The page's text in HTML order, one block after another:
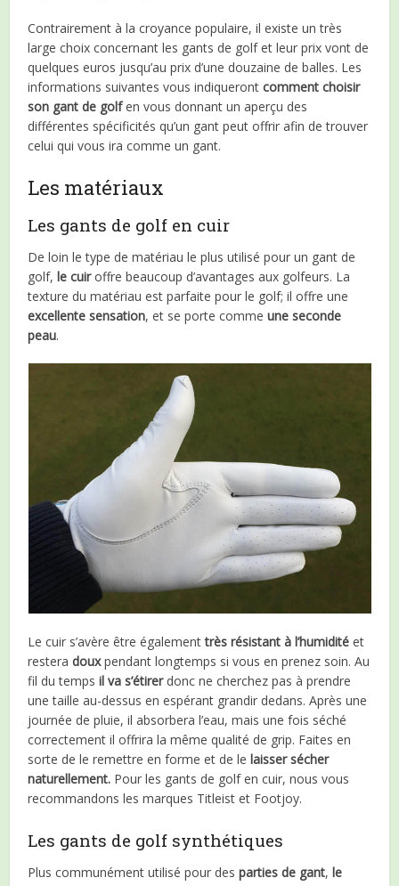
Contrairement à la croyance populaire, il existe un très
large choix concernant les gants de golf et leur prix vont de
quelques euros jusqu’au prix d’une douzaine de balles. Les
informations suivantes vous indiquerontcomment choisir
son gant de golfen vous donnant un aperçu des
différentes spécificités qu’un gant peut offrir afin de trouver
celui qui vous ira comme un gant.
Les matériaux
Les gants de golf en cuir
De loin le type de matériau le plus utilisé pour un gant de
golf,le cuiroffre beaucoup d’avantages aux golfeurs. La
texture du matériau est parfaite pour le golf; il offre une
excellente sensation, et se porte commeune seconde
peau.
Le cuir s’avère être égalementtrès résistant à l’humidité et
resteradouxpendant longtemps si vous en prenez soin. Au
fil du tempsil va s’étirerdonc ne cherchez pas à prendre
une taille au-dessus en espérant grandir dedans. Après une
journée de pluie, il absorbera l’eau, mais une fois séché
correctement il offrira la même qualité de grip. Faites en
sorte de le remettre en forme et de lelaisser sécher
naturellement. Pour les gants de golf en cuir, nous vous
recommandons les marques Titleist et Footjoy.
Les gants de golf synthétiques
Plus communément utilisé pour desparties de gant,le